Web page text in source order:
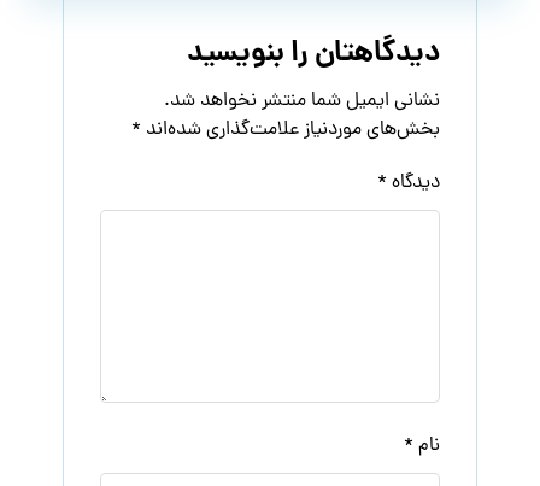
دیدگاهتان را بنویسید
نشانی ایمیل شما منتشر نخواهد شد.
بخش‌های موردنیاز علامت‌گذاری شده‌اند *
دیدگاه *
نام *